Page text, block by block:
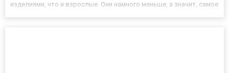
изделиями, что и взрослые. Они намного меньше, а значит, самое